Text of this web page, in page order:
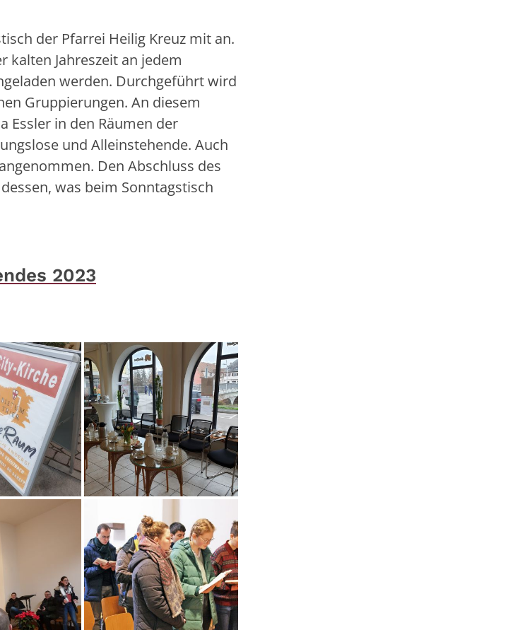
der Pfarrei Heilig Kreuz mit an.
kalten Jahreszeit an jedem
werden. Durchgeführt wird
Gruppierungen. An diesem
Essler in den Räumen der
und Alleinstehende. Auch
Den Abschluss des
was beim Sonntagstisch
2023